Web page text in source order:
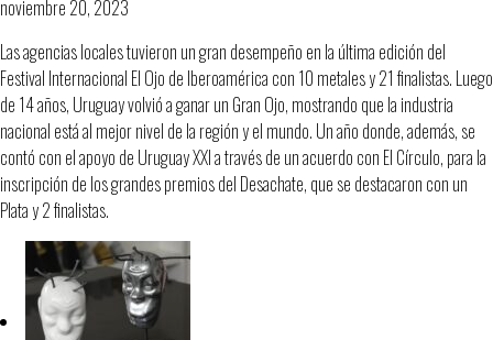
noviembre 20, 2023
Las agencias locales tuvieron un gran desempeño en la última edición del
Festival Internacional El Ojo de Iberoamérica con 10 metales y 21 finalistas. Luego
de 14 años, Uruguay volvió a ganar un Gran Ojo, mostrando que la industria
nacional está al mejor nivel de la región y el mundo. Un año donde, además, se
contó con el apoyo de Uruguay XXI a través de un acuerdo con El Círculo, para la
inscripción de los grandes premios del Desachate, que se destacaron con un
Plata y 2 finalistas.